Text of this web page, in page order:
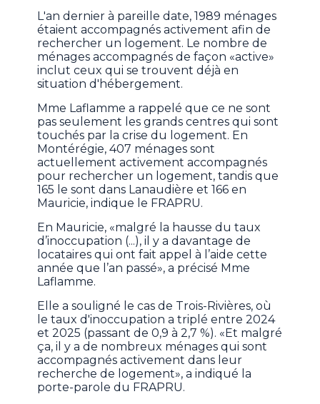
L'an dernier à pareille date, 1989 ménages
étaient accompagnés activement afin de
rechercher un logement. Le nombre de
ménages accompagnés de façon «active»
inclut ceux qui se trouvent déjà en
situation d'hébergement.
Mme Laflamme a rappelé que ce ne sont
pas seulement les grands centres qui sont
touchés par la crise du logement. En
Montérégie, 407 ménages sont
actuellement activement accompagnés
pour rechercher un logement, tandis que
165 le sont dans Lanaudière et 166 en
Mauricie, indique le FRAPRU.
En Mauricie, «malgré la hausse du taux
d’inoccupation (...), il y a davantage de
locataires qui ont fait appel à l’aide cette
année que l’an passé», a précisé Mme
Laflamme.
Elle a souligné le cas de Trois-Rivières, où
le taux d'inoccupation a triplé entre 2024
et 2025 (passant de 0,9 à 2,7 %). «Et malgré
ça, il y a de nombreux ménages qui sont
accompagnés activement dans leur
recherche de logement», a indiqué la
porte-parole du FRAPRU.